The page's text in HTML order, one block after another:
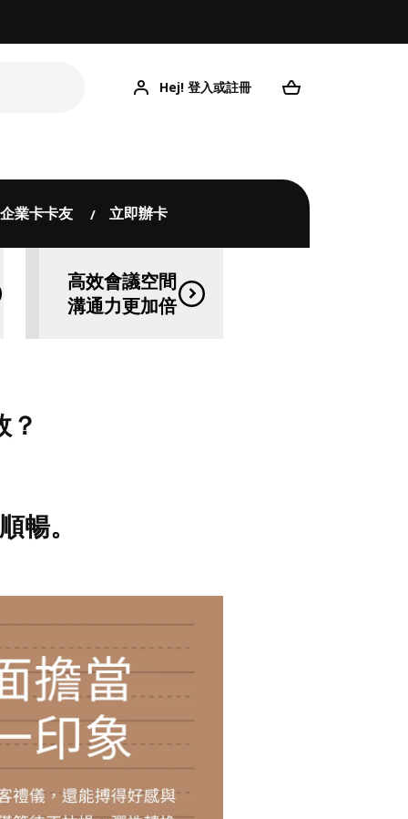
Hej! 登入或註冊
業卡卡友 立即辦卡
高效會議空間
溝通力更加倍
？
暢。